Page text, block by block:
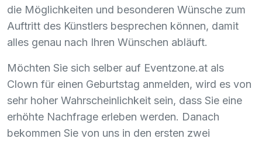
die Möglichkeiten und besonderen Wünsche zum
Auftritt des Künstlers besprechen können, damit
alles genau nach Ihren Wünschen abläuft.
Möchten Sie sich selber auf Eventzone.at als
Clown für einen Geburtstag anmelden, wird es von
sehr hoher Wahrscheinlichkeit sein, dass Sie eine
erhöhte Nachfrage erleben werden. Danach
bekommen Sie von uns in den ersten zwei